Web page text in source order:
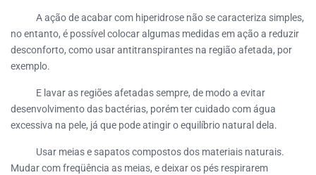
A ação de acabar com hiperidrose não se caracteriza simples,
no entanto, é possível colocar algumas medidas em ação a reduzir
desconforto, como usar antitranspirantes na região afetada, por
exemplo.
E lavar as regiões afetadas sempre, de modo a evitar
desenvolvimento das bactérias, porém ter cuidado com água
excessiva na pele, já que pode atingir o equilíbrio natural dela.
Usar meias e sapatos compostos dos materiais naturais.
Mudar com freqüência as meias, e deixar os pés respirarem